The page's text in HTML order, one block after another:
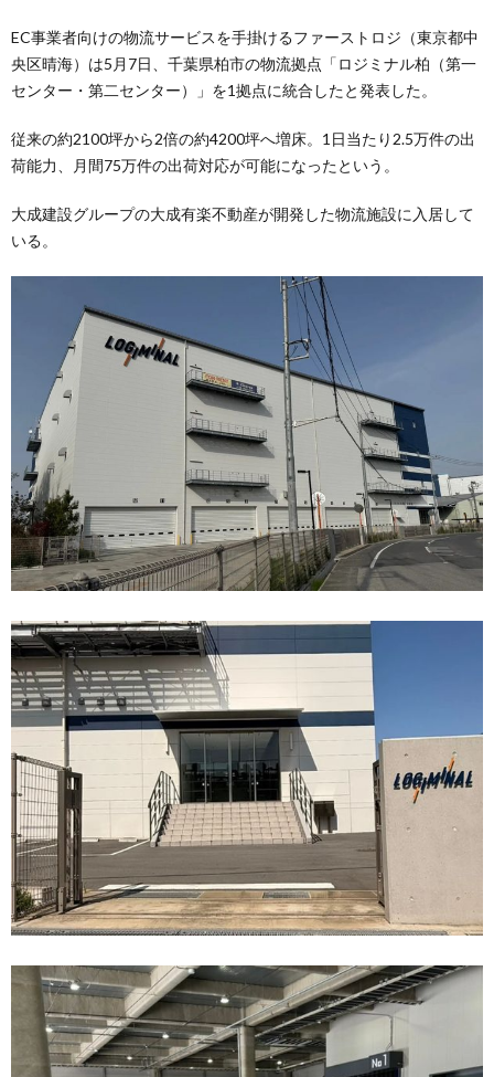
EC事業者向けの物流サービスを手掛けるファーストロジ（東京都中
央区晴海）は5月7日、千葉県柏市の物流拠点「ロジミナル柏（第一
センター・第二センター）」を1拠点に統合したと発表した。
従来の約2100坪から2倍の約4200坪へ増床。1日当たり2.5万件の出
荷能力、月間75万件の出荷対応が可能になったという。
大成建設グループの大成有楽不動産が開発した物流施設に入居して
いる。